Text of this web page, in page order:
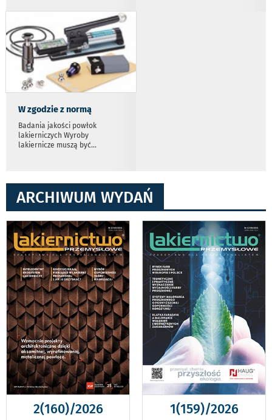
W zgodzie z normą
Badania jakości powłok
lakierniczych Wyroby
lakiernicze muszą być...
ARCHIWUM WYDAŃ
2(160)/2026 1(159)/2026